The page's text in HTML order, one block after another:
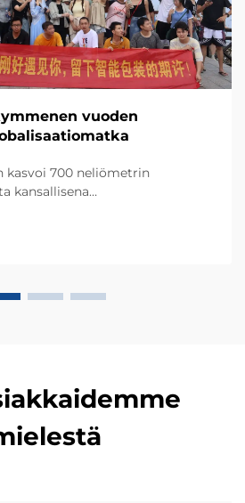
vuoden
kasvoi 700 neliömetrin
kansallisena
älykkäisiin